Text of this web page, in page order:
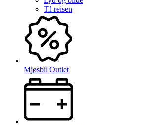
Til reisen
Mjøsbil Outlet